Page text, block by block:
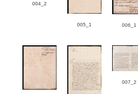
004_2
005_1 006_1
007_2